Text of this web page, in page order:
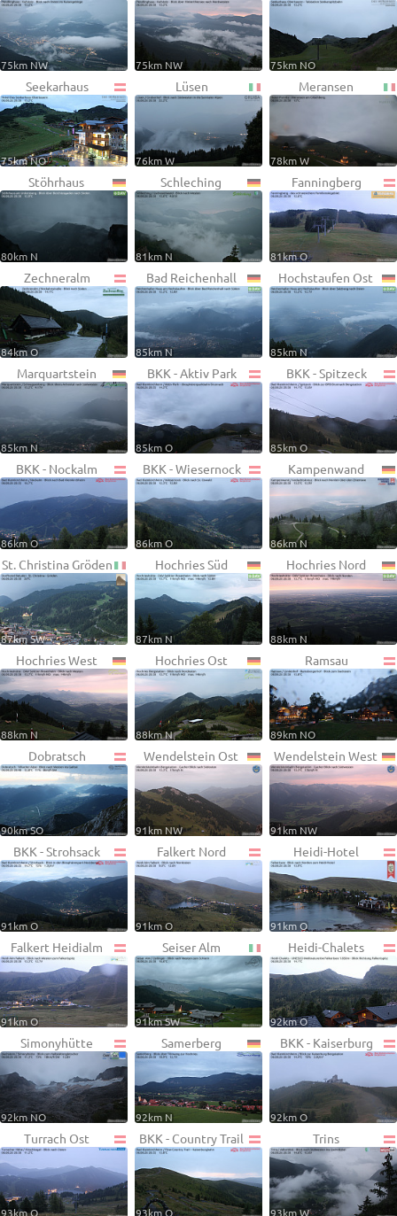
75km NW 75km NW 75km NO
Seekarhaus
75km NO
Lüsen
76km W
Meransen
78km W
Stöhrhaus
80km N
Schleching
81km N
Fanningberg
81km O
Zechneralm
84km O
Bad Reichenhall
85km N
Hochstaufen Ost
85km N
Marquartstein
85km N
BKK - Aktiv Park
85km O
BKK - Spitzeck
85km O
BKK - Nockalm
86km O
BKK - Wiesernock
86km O
Kampenwand
86km N
St. Christina Gröden
87km SW
Hochries Süd
87km N
Hochries Nord
88km N
Hochries West
88km N
Hochries Ost
88km N
Ramsau
89km NO
Dobratsch
90km SO
Wendelstein Ost
91km NW
Wendelstein West
91km NW
BKK - Strohsack
91km O
Falkert Nord
91km O
Heidi-Hotel
91km O
Falkert Heidialm
91km O
Seiser Alm
91km SW
Heidi-Chalets
92km O
Simonyhütte
92km NO
Samerberg
92km N
BKK - Kaiserburg
92km O
Turrach Ost
93km O
BKK - Country Trail
93km O
Trins
93km W